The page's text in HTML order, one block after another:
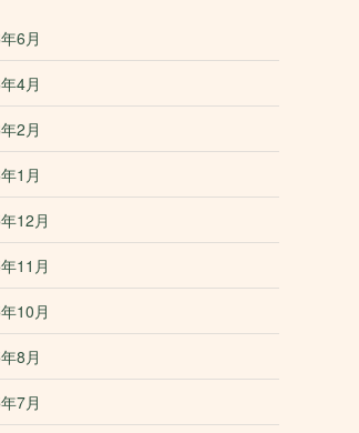
6月
4月
2月
1月
12月
11月
10月
8月
7月